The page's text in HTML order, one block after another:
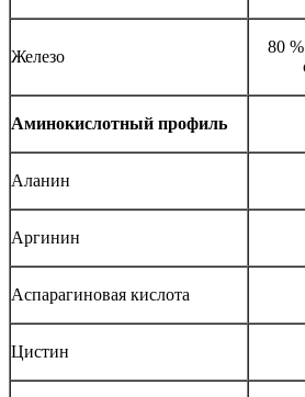
Железо
80
Аминокислотный профиль
Аланин
Аргинин
Аспарагиновая кислота
Цистин